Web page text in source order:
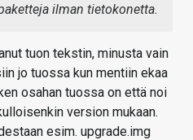
ilman tietokonetta.
tuon tekstin, minusta vain
jo tuossa kun mentiin ekaa
osahan tuossa on että noi
version mukaan.
esim. upgrade.img